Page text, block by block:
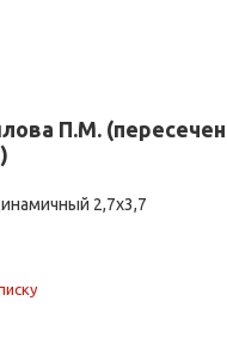
П.М.
2,7х3,7